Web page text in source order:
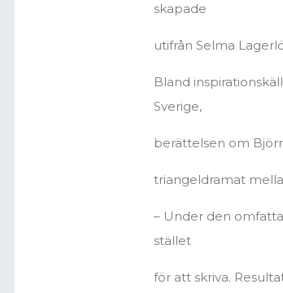
skapade
utifrån Selma
Bland
Sverige,
berättelsen om
triangeldramat
– Under den
stället
för att skriva.